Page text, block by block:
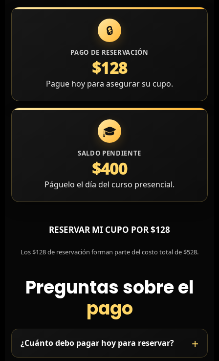
🔒
PAGO DE RESERVACIÓN
$128
Pague hoy para asegurar su cupo.
🎓
SALDO PENDIENTE
$400
Páguelo el día del curso presencial.
RESERVAR MI CUPO POR $128
Los $128 de reservación forman parte del costo total de $528.
Preguntas sobre el
pago
¿Cuánto debo pagar hoy para reservar?